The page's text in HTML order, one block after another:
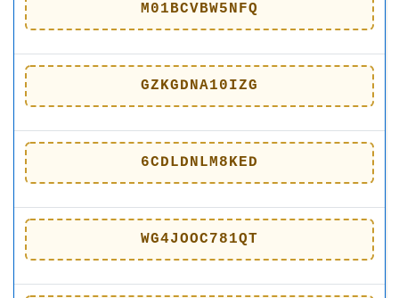
M01BCVBW5NFQ
GZKGDNA10IZG
6CDLDNLM8KED
WG4JOOC781QT